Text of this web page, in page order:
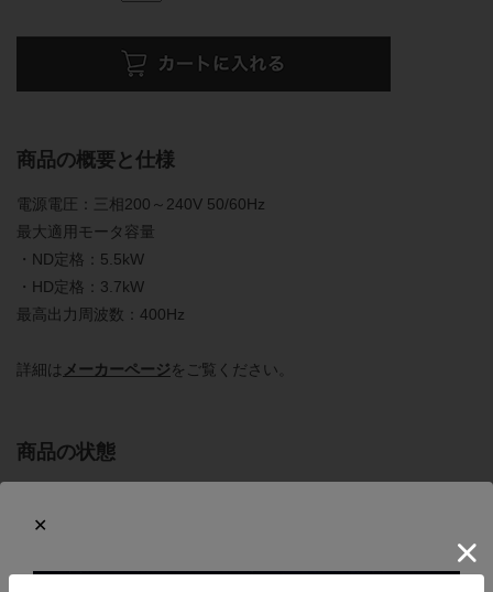
商品の概要と仕様
電源電圧：三相200～240V 50/60Hz
最大適用モータ容量
・ND定格：5.5kW
・HD定格：3.7kW
最高出力周波数：400Hz
詳細は メーカーページをご覧ください。
商品の状態
す。
・LEDオペレータにて設定した周波数でのモータの回転（正転/逆
転）停止ができること。